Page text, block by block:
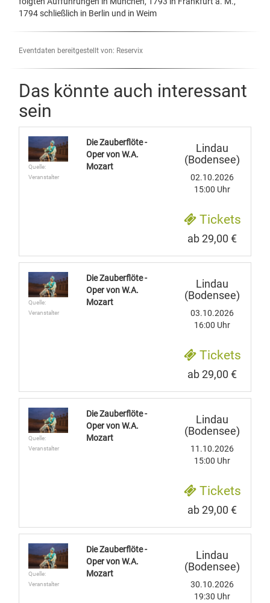
1794 schließlich in Berlin und in Weim
Eventdaten bereitgestellt von: Reservix
Das könnte auch interessant
sein
Quelle:
Veranstalter
Die Zauberflöte -
Oper von W.A.
Mozart
Lindau
(Bodensee)
02.10.2026
15:00 Uhr
Tickets
ab 29,00 €
Quelle:
Veranstalter
Die Zauberflöte -
Oper von W.A.
Mozart
Lindau
(Bodensee)
03.10.2026
16:00 Uhr
Tickets
ab 29,00 €
Quelle:
Veranstalter
Die Zauberflöte -
Oper von W.A.
Mozart
Lindau
(Bodensee)
11.10.2026
15:00 Uhr
Tickets
ab 29,00 €
Quelle:
Veranstalter
Die Zauberflöte -
Oper von W.A.
Mozart
Lindau
(Bodensee)
30.10.2026
19:30 Uhr